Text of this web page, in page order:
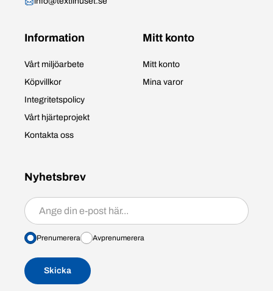
Information
Vårt miljöarbete
Köpvillkor
Integritetspolicy
Vårt hjärteprojekt
Kontakta oss
Mitt konto
Mitt konto
Mina varor
Nyhetsbrev
Prenumerera/avprenumerera
Prenumerera Avprenumerera
Skicka